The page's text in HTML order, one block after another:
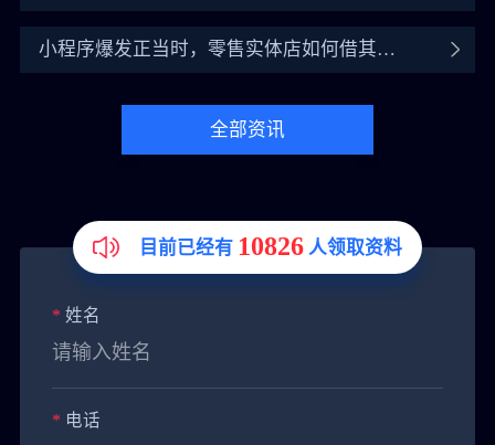
小程序爆发正当时，零售实体店如何借其翻
全部资讯
* 姓名
* 电话
目前已经有 10826 人领取资料